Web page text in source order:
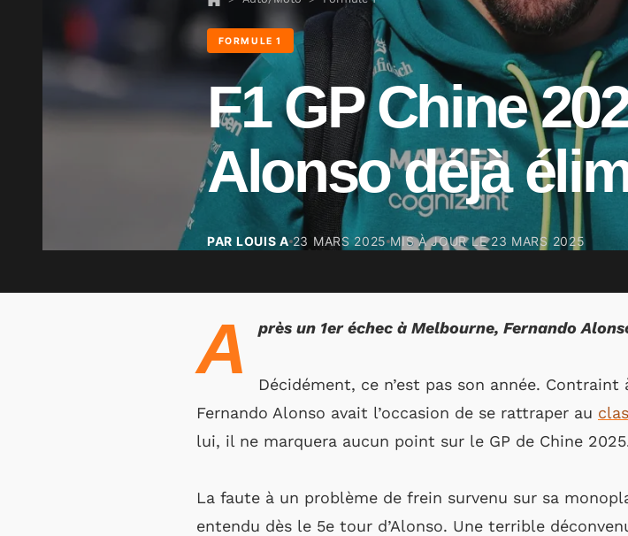
FORMULE 1
F1 GP Chine
Alonso déjà
PAR LOUIS A 23 MARS 2025 MIS À JOUR LE23 MARS 2025
A près un 1er échec à Melbourne, Fernando
Décidément, ce n’est pas son année. Contraint
Fernando Alonso avait l’occasion de se rattraper au
lui, il ne marquera aucun point sur le GP de Chine
La faute à un problème de frein survenu sur sa
entendu dès le 5e tour d’Alonso. Une terrible